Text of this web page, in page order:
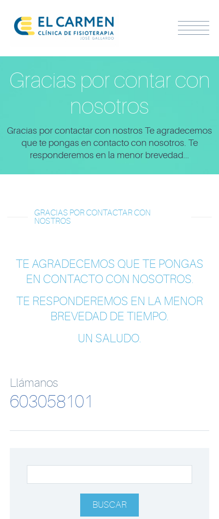
Gracias por contar con
nosotros
Gracias por contactar con nostros Te agradecemos
que te pongas en contacto con nosotros. Te
responderemos en la menor brevedad...
GRACIAS POR CONTACTAR CON
NOSTROS
TE AGRADECEMOS QUE TE PONGAS
EN CONTACTO CON NOSOTROS.
TE RESPONDEREMOS EN LA MENOR
BREVEDAD DE TIEMPO.
UN SALUDO.
Llámanos
603058101